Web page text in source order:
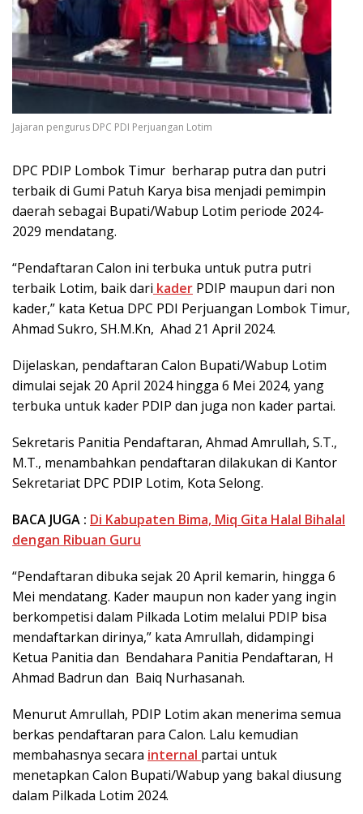
Jajaran pengurus DPC PDI Perjuangan Lotim
DPC PDIP Lombok Timur berharap putra dan putri
terbaik di Gumi Patuh Karya bisa menjadi pemimpin
daerah sebagai Bupati/Wabup Lotim periode 2024-
2029 mendatang.
“Pendaftaran Calon ini terbuka untuk putra putri
terbaik Lotim, baik dari kader PDIP maupun dari non
kader,” kata Ketua DPC PDI Perjuangan Lombok Timur,
Ahmad Sukro, SH.M.Kn, Ahad 21 April 2024.
Dijelaskan, pendaftaran Calon Bupati/Wabup Lotim
dimulai sejak 20 April 2024 hingga 6 Mei 2024, yang
terbuka untuk kader PDIP dan juga non kader partai.
Sekretaris Panitia Pendaftaran, Ahmad Amrullah, S.T.,
M.T., menambahkan pendaftaran dilakukan di Kantor
Sekretariat DPC PDIP Lotim, Kota Selong.
BACA JUGA : Di Kabupaten Bima, Miq Gita Halal Bihalal
dengan Ribuan Guru
“Pendaftaran dibuka sejak 20 April kemarin, hingga 6
Mei mendatang. Kader maupun non kader yang ingin
berkompetisi dalam Pilkada Lotim melalui PDIP bisa
mendaftarkan dirinya,” kata Amrullah, didampingi
Ketua Panitia dan Bendahara Panitia Pendaftaran, H
Ahmad Badrun dan Baiq Nurhasanah.
Menurut Amrullah, PDIP Lotim akan menerima semua
berkas pendaftaran para Calon. Lalu kemudian
membahasnya secara internal partai untuk
menetapkan Calon Bupati/Wabup yang bakal diusung
dalam Pilkada Lotim 2024.